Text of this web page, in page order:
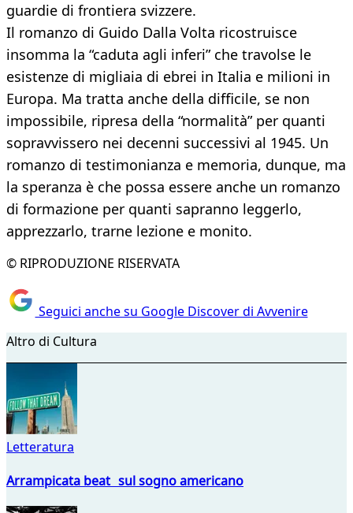
guardie di frontiera svizzere.
Il romanzo di Guido Dalla Volta ricostruisce
insomma la “caduta agli inferi” che travolse le
esistenze di migliaia di ebrei in Italia e milioni in
Europa. Ma tratta anche della difficile, se non
impossibile, ripresa della “normalità” per quanti
sopravvissero nei decenni successivi al 1945. Un
romanzo di testimonianza e memoria, dunque, ma
la speranza è che possa essere anche un romanzo
di formazione per quanti sapranno leggerlo,
apprezzarlo, trarne lezione e monito.
© RIPRODUZIONE RISERVATA
Seguici anche su Google Discover di Avvenire
Altro di Cultura
Letteratura
Arrampicata beat sul sogno americano